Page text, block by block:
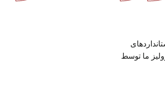
ما توسط